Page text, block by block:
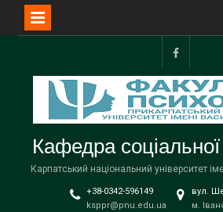
facebook
Кафедра соціальної
Карпатський національний університет
+38-0342-596149
ksppr@pnu.edu.ua
вул.
м.